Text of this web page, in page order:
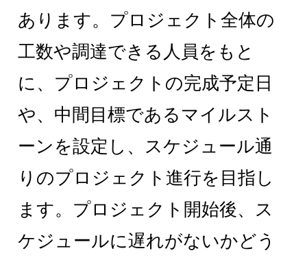
あります。プロジェクト全体の
工数や調達できる人員をもと
に、プロジェクトの完成予定日
や、中間目標であるマイルスト
ーンを設定し、スケジュール通
りのプロジェクト進行を目指し
ます。プロジェクト開始後、ス
ケジュールに遅れがないかどう